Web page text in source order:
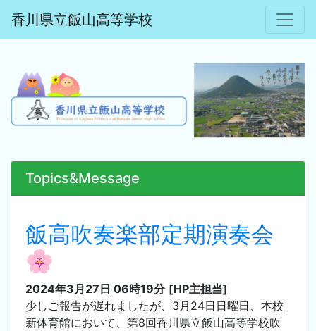
香川県立飯山高等学校
Topics&Message
飯高吹奏楽部定期演奏会
🌸
2024年3月27日 06時19分 [HP主担当]
少しご報告が遅れましたが、3月24日日曜日、本校
新体育館において、第8回香川県立飯山高等学校吹